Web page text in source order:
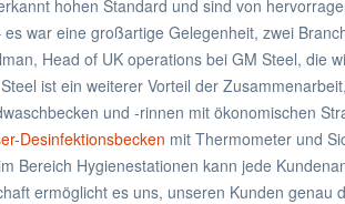
hohen Standard und sind von
es war eine großartige Gelegenheit, zwei
Head of UK operations bei GM Steel, die
ist ein weiterer Vorteil der
und -rinnen mit ökonomischen
Desinfektionsbecken mit Thermometer und
Bereich Hygienestationen kann jede
ermöglicht es uns, unseren Kunden genau